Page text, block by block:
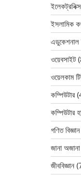
ইলেকট্রনিক্স
ইসলামিক
এডুকেশনাল
ওয়েবসাইট
ওয়েলকাম
কম্পিউটার
কম্পিউটার
গণিত বিজ্ঞান
জানা
জীববিজ্ঞান